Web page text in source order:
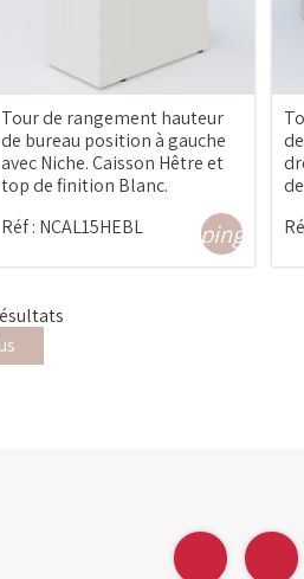
Tour de rangement hauteur
de bureau position à gauche
avec Niche. Caisson Hêtre et
top de finition Blanc.
Réf : NCAL15HEBL shopping_cart